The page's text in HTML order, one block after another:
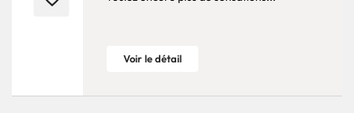
Voir le détail